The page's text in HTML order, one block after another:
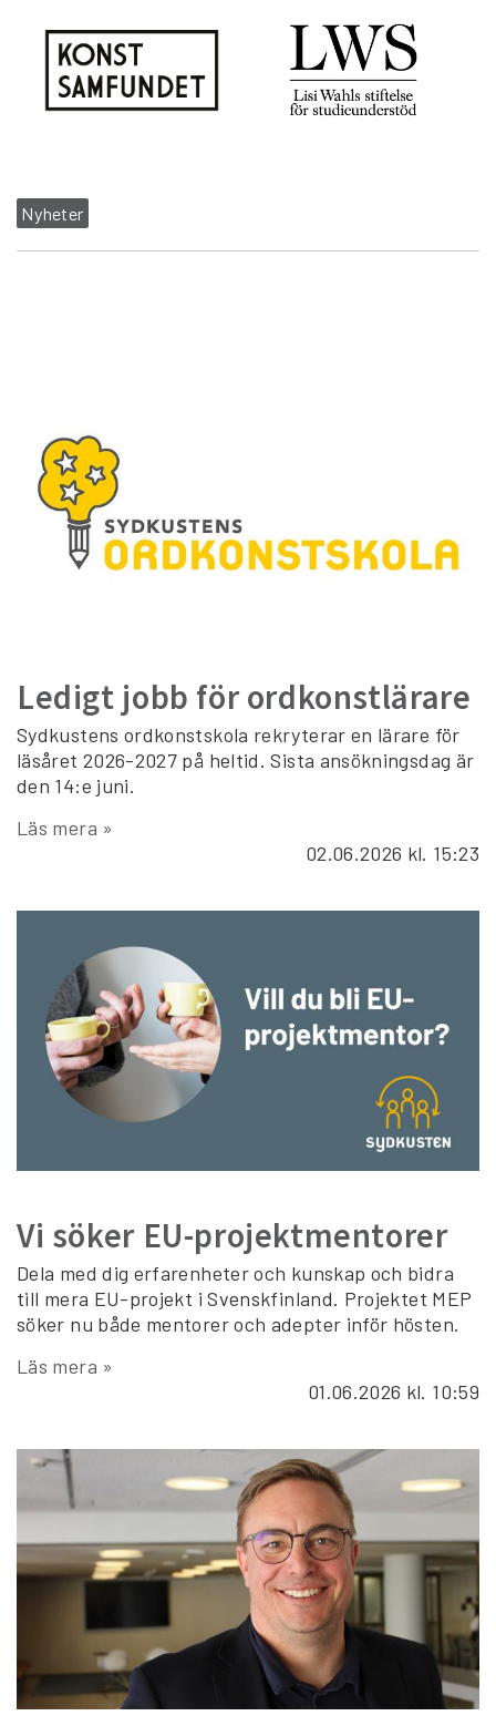
Nyheter
Ledigt jobb för ordkonstlärare
Sydkustens ordkonstskola rekryterar en lärare för
läsåret 2026-2027 på heltid. Sista ansökningsdag är
den 14:e juni.
Läs mera »
02.06.2026 kl. 15:23
Vi söker EU-projektmentorer
Dela med dig erfarenheter och kunskap och bidra
till mera EU-projekt i Svenskfinland. Projektet MEP
söker nu både mentorer och adepter inför hösten.
Läs mera »
01.06.2026 kl. 10:59